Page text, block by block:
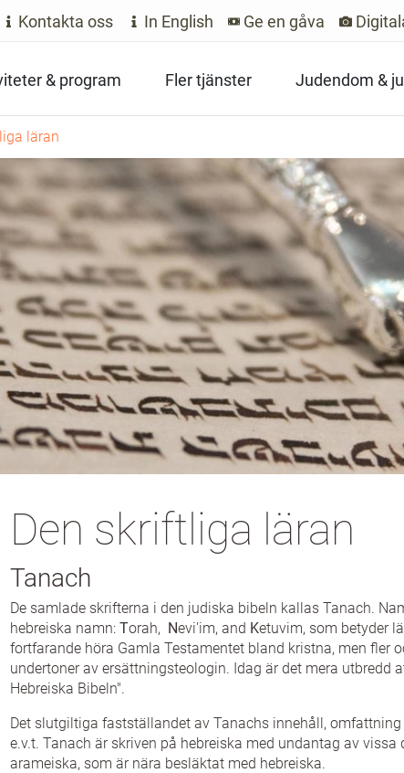
Kontakta oss In English Ge en gåva
& program Fler tjänster Judendom &
läran
Den skriftliga läran
Tanach
De samlade skrifterna i den judiska bibeln kallas Tanach.
hebreiska namn: Torah, Nevi'im, and Ketuvim, som betyder
fortfarande höra Gamla Testamentet bland kristna, men fler
undertoner av ersättningsteologin. Idag är det mera utbredd
Hebreiska Bibeln".
Det slutgiltiga fastställandet av Tanachs innehåll,
e.v.t. Tanach är skriven på hebreiska med undantag av
arameiska, som är nära besläktat med hebreiska.